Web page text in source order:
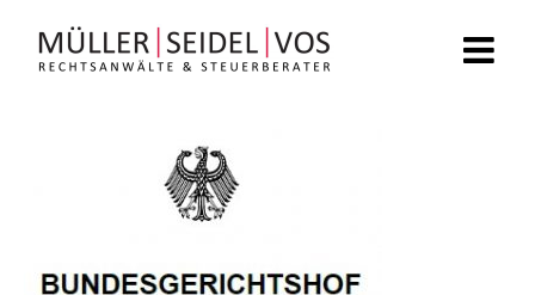
springen